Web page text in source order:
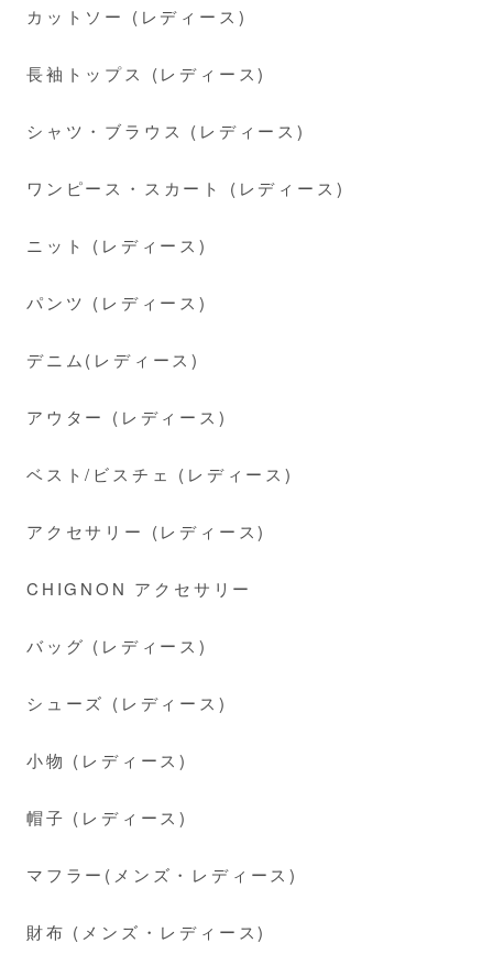
カットソー (レディース)
長袖トップス (レディース)
シャツ・ブラウス (レディース)
ワンピース・スカート (レディース)
ニット (レディース)
パンツ (レディース)
デニム(レディース)
アウター (レディース)
ベスト/ビスチェ (レディース)
アクセサリー (レディース)
CHIGNON アクセサリー
バッグ (レディース)
シューズ (レディース)
小物 (レディース)
帽子 (レディース)
マフラー(メンズ・レディース)
財布 (メンズ・レディース)